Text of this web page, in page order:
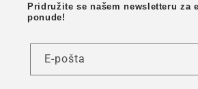
Pridružite se našem newsletteru za
ponude!
E-pošta